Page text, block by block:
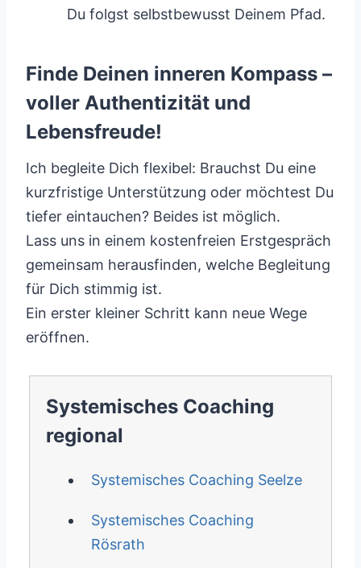
Du folgst selbstbewusst Deinem Pfad.
Finde Deinen inneren Kompass –
voller Authentizität und
Lebensfreude!
Ich begleite Dich flexibel: Brauchst Du eine
kurzfristige Unterstützung oder möchtest Du
tiefer eintauchen? Beides ist möglich.
Lass uns in einem kostenfreien Erstgespräch
gemeinsam herausfinden, welche Begleitung
für Dich stimmig ist.
Ein erster kleiner Schritt kann neue Wege
eröffnen.
Systemisches Coaching
regional
Systemisches Coaching Seelze
Systemisches Coaching
Rösrath